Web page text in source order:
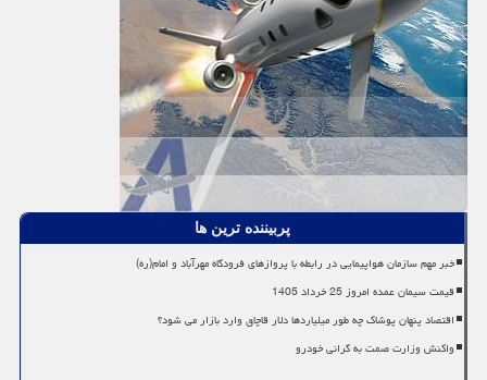
پربیننده ترین ها
خبر مهم سازمان هواپیمایی در رابطه با پروازهای فرودگاه مهرآباد و امام(ره)
قیمت سیمان عمده امروز 25 خرداد 1405
اقتصاد پنهان پوشاک چه طور میلیاردها دلار قاچاق وارد بازار می شود؟
واکنش وزارت صمت به گرانی خودرو